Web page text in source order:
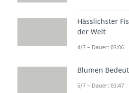
(PKS)
DiePKSgibt
Überblick zu
Hässlichster
der Welt
4/7 – Dauer: 03:06
Blumen
5/7 – Dauer: 03:47